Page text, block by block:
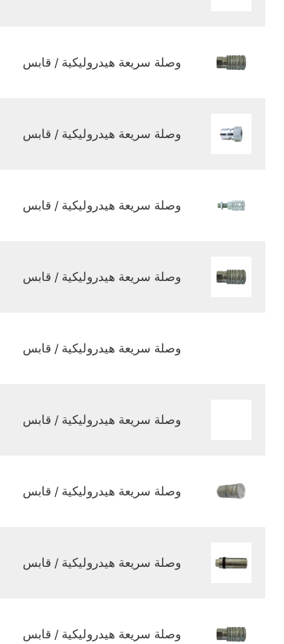
وصلة سريعة هيدروليكية / قابس
وصلة سريعة هيدروليكية / قابس
وصلة سريعة هيدروليكية / قابس
وصلة سريعة هيدروليكية / قابس
وصلة سريعة هيدروليكية / قابس
وصلة سريعة هيدروليكية / قابس
وصلة سريعة هيدروليكية / قابس
وصلة سريعة هيدروليكية / قابس
وصلة سريعة هيدروليكية / قابس